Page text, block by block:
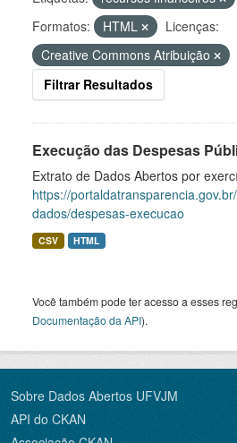
Formatos:
HTML
Licenças:
Creative Commons Atribuição
Filtrar Resultados
Execução das Despesas
Extrato de Dados Abertos por
https://
dados/despesas-execucao
CSV HTML
Você também pode ter acesso a esses
Documentação da API).
Sobre Dados Abertos UFVJM
API do CKAN